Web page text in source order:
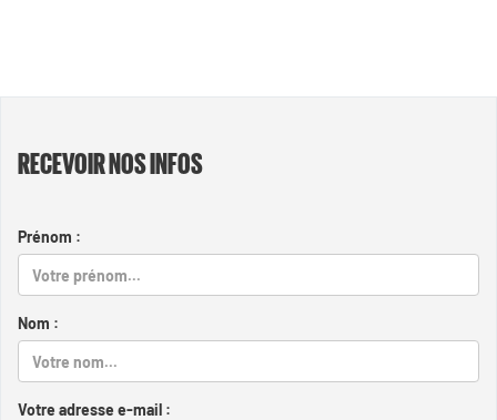
RECEVOIR NOS INFOS
Prénom :
Nom :
Votre adresse e-mail :